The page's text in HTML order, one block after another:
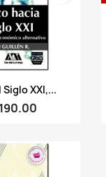
XXI,...